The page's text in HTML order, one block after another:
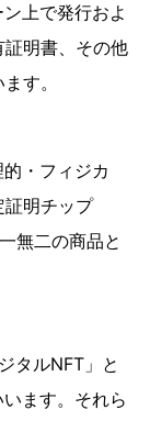
上で発行およ
明書、その他
す。
・フィジカ
証明チップ
無二の商品と
タルNFT」と
ます。それら